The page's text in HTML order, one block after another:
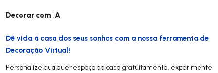
Decorar com IA
Dê vida à casa dos seus sonhos com a nossa ferramenta de
Decoração Virtual!
Personalize qualquer espaço da casa gratuitamente, experimente